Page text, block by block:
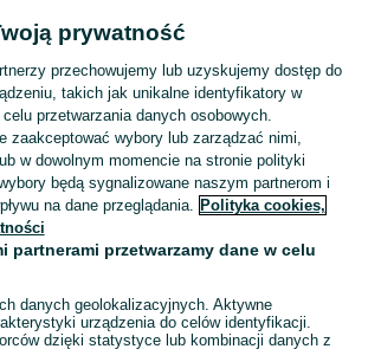
męskie davosa
Szeroki wybór zegarków męskich Bydgoszcz ▶️ klasyczne, sportowe i nurkowe ✅ Nowe i używane w atrakcyjnych cenach ✌ Przeglądaj ogłoszenia na OLX.pl!
prywatność
przechowujemy lub uzyskujemy dostęp do
takich jak unikalne identyfikatory w
przetwarzania danych osobowych.
zaakceptować wybory lub zarządzać nimi,
w dowolnym momencie na stronie polityki
będą sygnalizowane naszym partnerom i
na dane przeglądania. Polityka cookies,
partnerami przetwarzamy dane w celu
danych geolokalizacyjnych. Aktywne
urządzenia do celów identyfikacji.
dzięki statystyce lub kombinacji danych z